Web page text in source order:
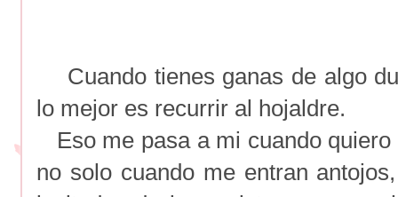
Cuando tienes ganas de algo
lo mejor es recurrir al hojaldre.
Eso me pasa a mi cuando
no solo cuando me entran